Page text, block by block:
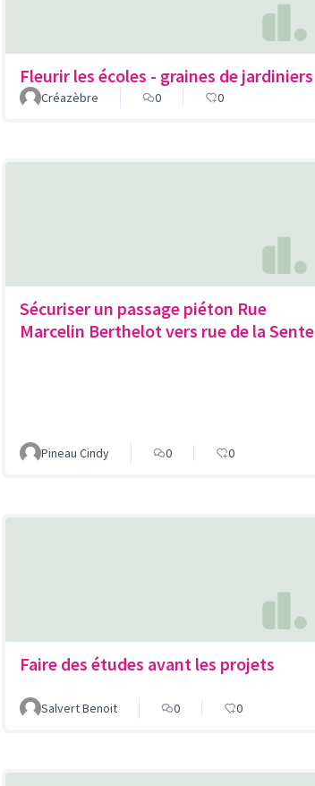
Fleurir les écoles - graines de jardiniers
Créazèbre 0 0
Sécuriser un passage piéton Rue
Marcelin Berthelot vers rue de la Sente
Pineau Cindy 0 0
Faire des études avant les projets
Salvert Benoit 0 0